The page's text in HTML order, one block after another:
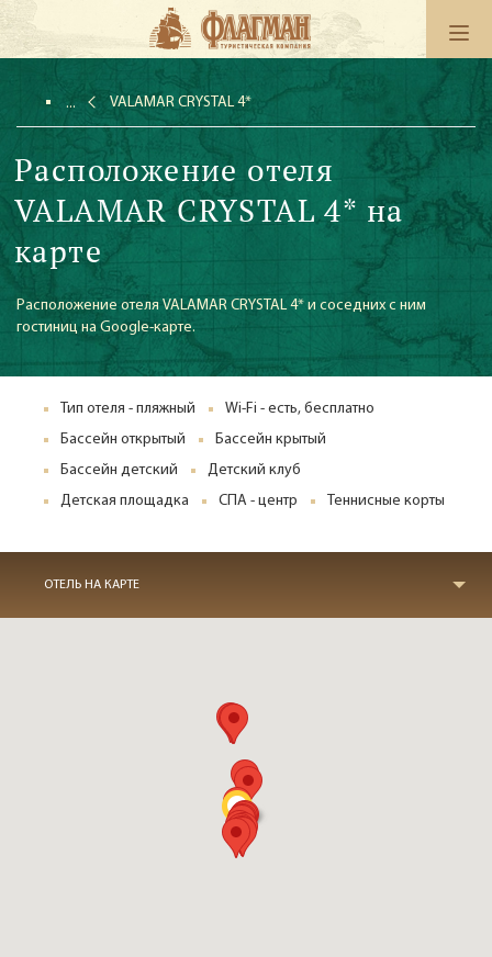
VALAMAR CRYSTAL 4*
Расположение отеля
VALAMAR CRYSTAL 4* на
карте
Расположение отеля VALAMAR CRYSTAL 4* и соседних с ним
гостиниц на Google-карте.
Тип отеля - пляжный
Wi-Fi - есть, бесплатно
Бассейн открытый
Бассейн крытый
Бассейн детский
Детский клуб
Детская площадка
СПА - центр Теннисные корты
ОТЕЛЬ НА КАРТЕ